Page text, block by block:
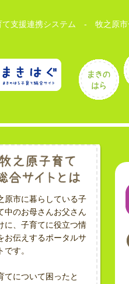
て支援連携システム - 牧之原市
原市に暮らしている子
中のお母さんお父さん
に、子育てに役立つ情
お伝えするポータルサ
です。
てについて困ったと